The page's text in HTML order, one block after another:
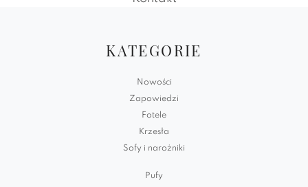
KATEGORIE
Nowości
Zapowiedzi
Fotele
Krzesła
Sofy i narożniki
Pufy